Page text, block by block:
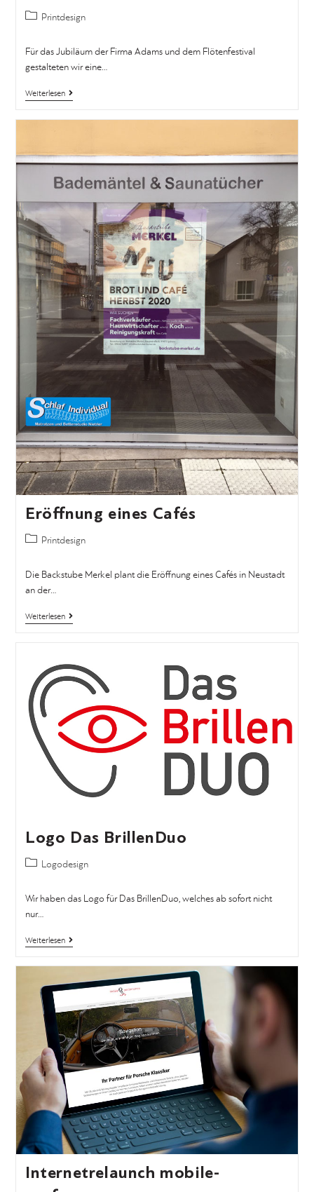
Printdesign
Für das Jubiläum der Firma Adams und dem Flötenfestival
gestalteten wir eine…
Weiterlesen
Eröffnung eines Cafés
Printdesign
Die Backstube Merkel plant die Eröffnung eines Cafés in Neustadt
an der…
Weiterlesen
Logo Das BrillenDuo
Logodesign
Wir haben das Logo für Das BrillenDuo, welches ab sofort nicht
nur…
Weiterlesen
Internetrelaunch mobile-